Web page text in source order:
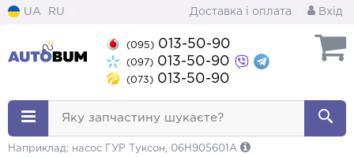
UA RU Доставка і оплата Вхід
(095) 013-50-90
(097) 013-50-90
(073) 013-50-90
Яку запчастину шукаєте?
Наприклад: насос ГУР Туксон, 06H905601A